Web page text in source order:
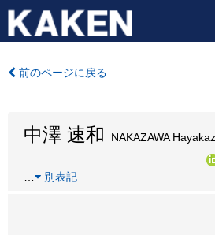
前のページに戻る
中澤 速和
NAKAZAWA
別表記